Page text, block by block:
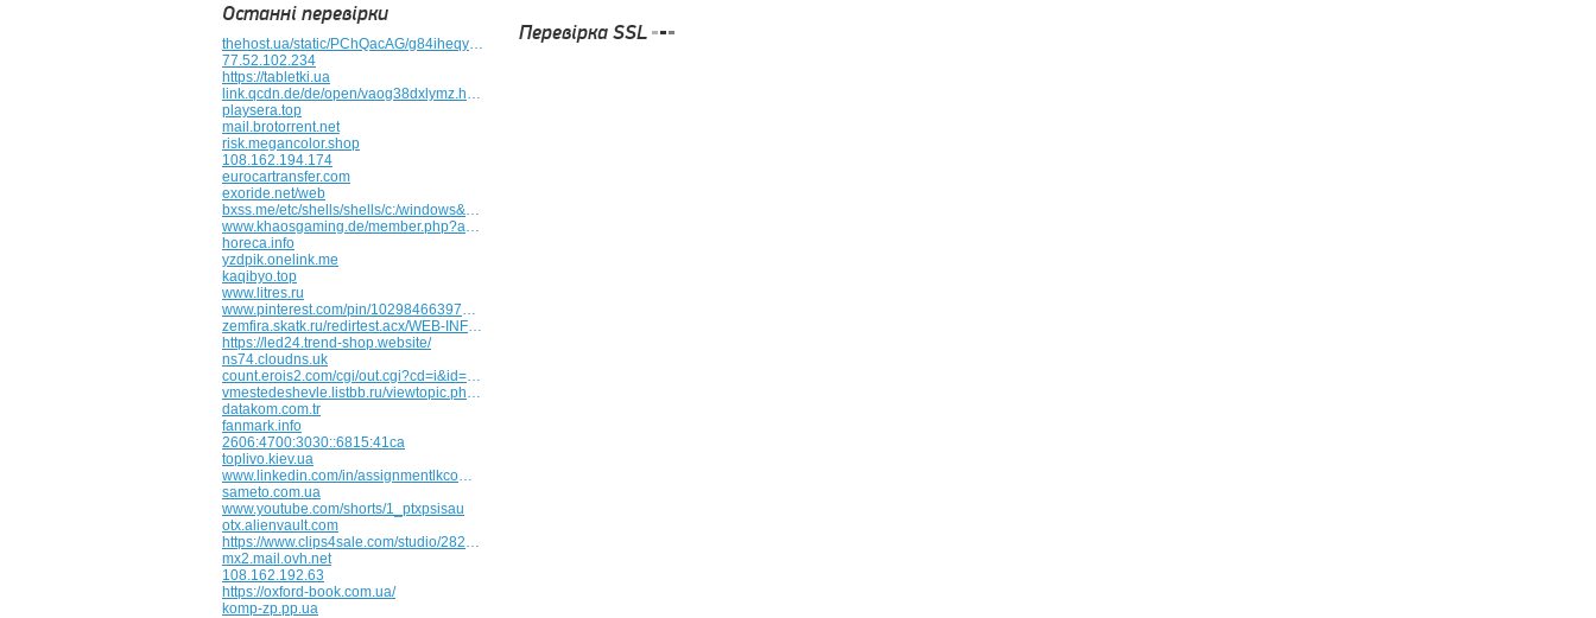
Останні перевірки
thehost.ua/static/PChQacAG/g84iheqye7vw
77.52.102.234
https://tabletki.ua
link.qcdn.de/de/open/vaog38dxlymz.html
playsera.top
mail.brotorrent.net
risk.megancolor.shop
108.162.194.174
eurocartransfer.com
exoride.net/web
bxss.me/etc/shells/shells/c:/windows&n960422=v933723/win.ini/bxss.me/t/xbsc36t0vpok.html
www.khaosgaming.de/member.php?action=profile&uid=55216
horeca.info
yzdpik.onelink.me
kaqibyo.top
www.litres.ru
www.pinterest.com/pin/1029846639789680287
zemfira.skatk.ru/redirtest.acx/WEB-INF&n927030=v951683/WEB-INF/..../..../..../..../..../..
https://led24.trend-shop.website/
ns74.cloudns.uk
count.erois2.com/cgi/out.cgi?cd=i&id=rank_pickup_koushindo&go=http:/www.iris-bulbeuses.org/forum/perso.php?mode=viewprofile&u=716458
vmestedeshevle.listbb.ru/viewtopic.php?f=8&t=12592
datakom.com.tr
fanmark.info
2606:4700:3030::6815:41ca
toplivo.kiev.ua
www.linkedin.com/in/assignmentlkcom-assignment-writers
sameto.com.ua
www.youtube.com/shorts/1_ptxpsisau
otx.alienvault.com
https://www.clips4sale.com/studio/282903/ladyheavanian
mx2.mail.ovh.net
108.162.192.63
https://oxford-book.com.ua/
komp-zp.pp.ua
Перевірка SSL